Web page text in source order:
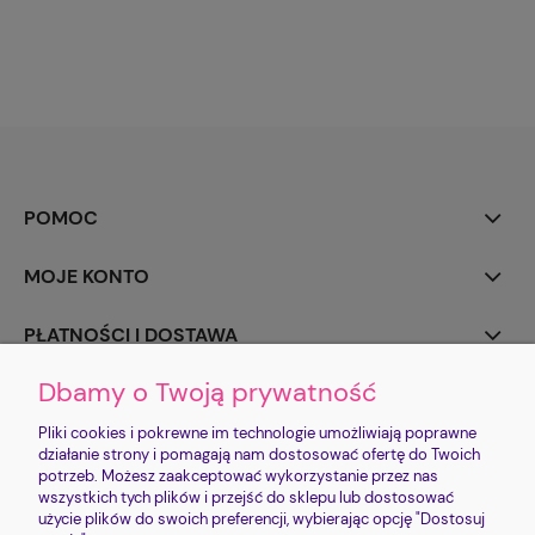
POMOC
MOJE KONTO
PŁATNOŚCI I DOSTAWA
INFORMACJE
O NAS
Dbamy o Twoją prywatność
Pliki cookies i pokrewne im technologie umożliwiają poprawne
działanie strony i pomagają nam dostosować ofertę do Twoich
potrzeb. Możesz zaakceptować wykorzystanie przez nas
wszystkich tych plików i przejść do sklepu lub dostosować
użycie plików do swoich preferencji, wybierając opcję "Dostosuj